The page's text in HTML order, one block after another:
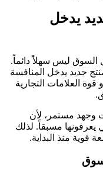
يدخل
السوق ليس سهلاً دائماً.
جديد يدخل المنافسة
قوة العلامات التجارية
وجهد مستمر، لأن
يعرفونها مسبقاً. لذلك
منذ البداية.